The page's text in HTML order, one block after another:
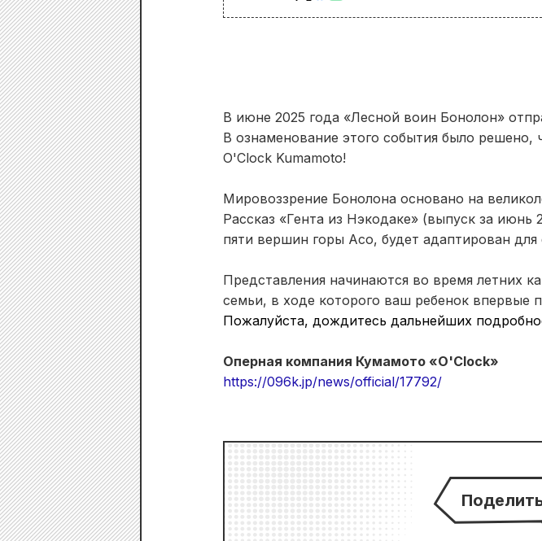
В июне 2025 года «Лесной воин Бонолон»
В ознаменование этого события было решено,
O'Clock Kumamoto!
Мировоззрение Бонолона основано на
Рассказ «Гента из Нэкодаке» (выпуск за
пяти вершин горы Асо, будет адаптирован для
Представления начинаются во время летних
семьи, в ходе которого ваш ребенок впервые
Пожалуйста, дождитесь дальнейших
Оперная компания Кумамото «O'Clock»
https://096k.jp/news/official/17792/